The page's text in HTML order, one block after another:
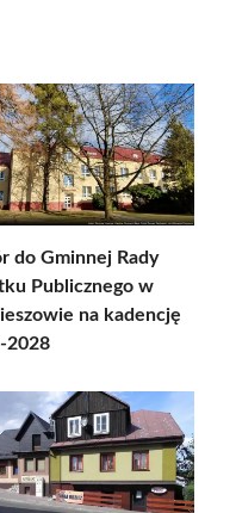
do Gminnej Rady
Publicznego w
na kadencję
2028